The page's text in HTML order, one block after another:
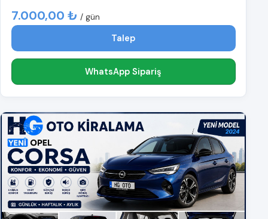
7.000,00 ₺ / gün
Talep
WhatsApp Sipariş